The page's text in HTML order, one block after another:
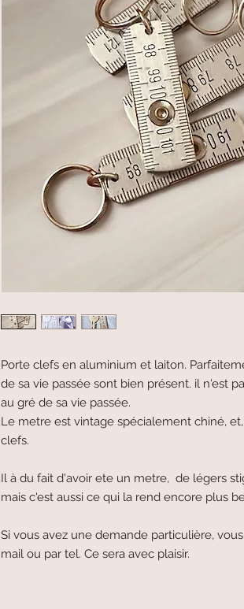
Porte clefs en aluminium et laiton.
de sa vie passée sont bien présent. il n'est
au gré de sa vie passée.
Le metre est vintage spécialement chiné,
clefs.
Il à du fait d'avoir ete un metre, de légers
mais c'est aussi ce qui la rend encore plus
Si vous avez une demande particulière,
mail ou par tel. Ce sera avec plaisir.